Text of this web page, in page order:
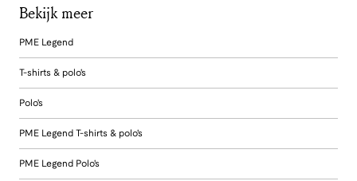
Bekijk meer
PME Legend
T-shirts & polo's
Polo's
PME Legend T-shirts & polo's
PME Legend Polo's